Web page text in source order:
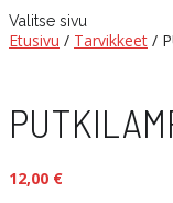
Valitse sivu
Etusivu / Tarvikkeet /
12,00 €